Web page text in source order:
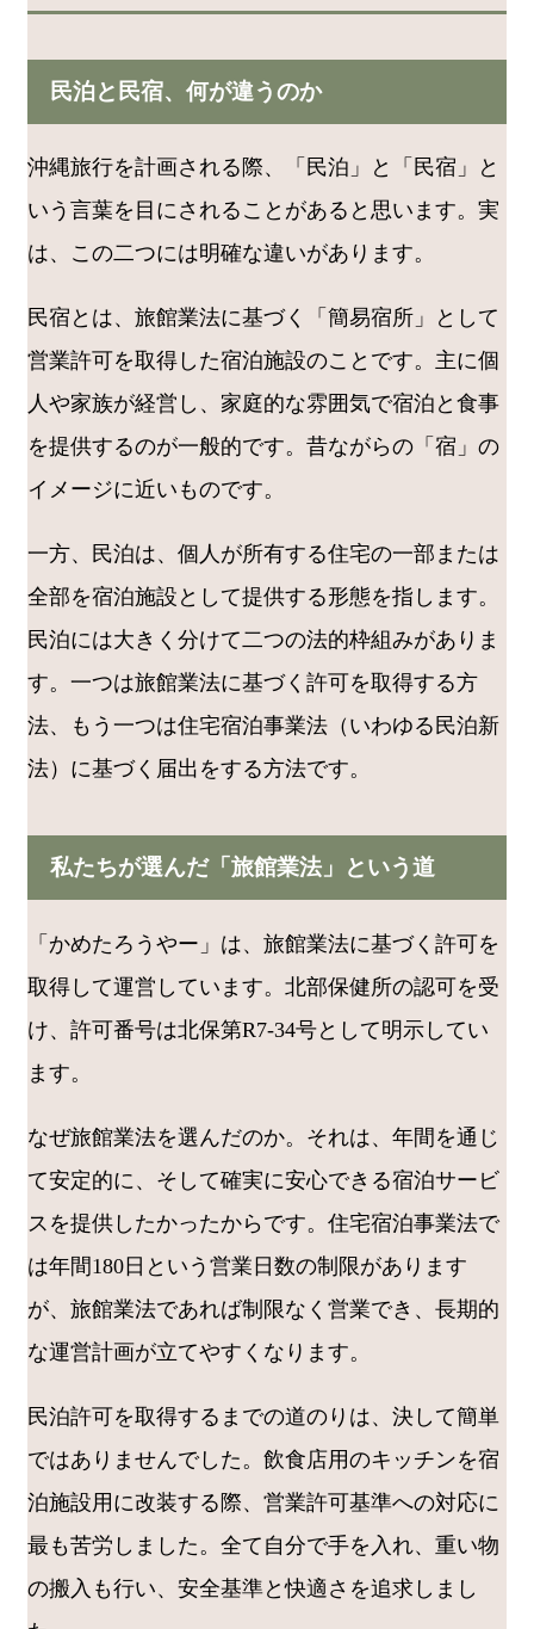
民泊と民宿、何が違うのか
沖縄旅行を計画される際、「民泊」と「民宿」と
いう言葉を目にされることがあると思います。実
は、この二つには明確な違いがあります。
民宿とは、旅館業法に基づく「簡易宿所」として
営業許可を取得した宿泊施設のことです。主に個
人や家族が経営し、家庭的な雰囲気で宿泊と食事
を提供するのが一般的です。昔ながらの「宿」の
イメージに近いものです。
一方、民泊は、個人が所有する住宅の一部または
全部を宿泊施設として提供する形態を指します。
民泊には大きく分けて二つの法的枠組みがありま
す。一つは旅館業法に基づく許可を取得する方
法、もう一つは住宅宿泊事業法（いわゆる民泊新
法）に基づく届出をする方法です。
私たちが選んだ「旅館業法」という道
「かめたろうやー」は、旅館業法に基づく許可を
取得して運営しています。北部保健所の認可を受
け、許可番号は北保第R7-34号として明示してい
ます。
なぜ旅館業法を選んだのか。それは、年間を通じ
て安定的に、そして確実に安心できる宿泊サービ
スを提供したかったからです。住宅宿泊事業法で
は年間180日という営業日数の制限があります
が、旅館業法であれば制限なく営業でき、長期的
な運営計画が立てやすくなります。
民泊許可を取得するまでの道のりは、決して簡単
ではありませんでした。飲食店用のキッチンを宿
泊施設用に改装する際、営業許可基準への対応に
最も苦労しました。全て自分で手を入れ、重い物
の搬入も行い、安全基準と快適さを追求しまし